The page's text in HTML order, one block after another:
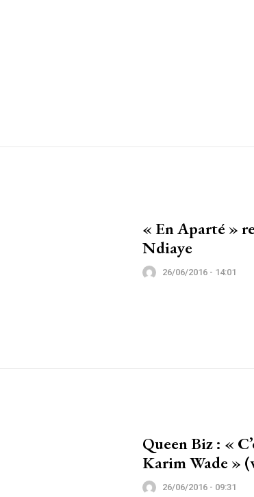
« En Aparté »
Ndiaye
26/06/2016 - 14:01
Queen Biz : «
Karim Wade »
26/06/2016 - 09:31